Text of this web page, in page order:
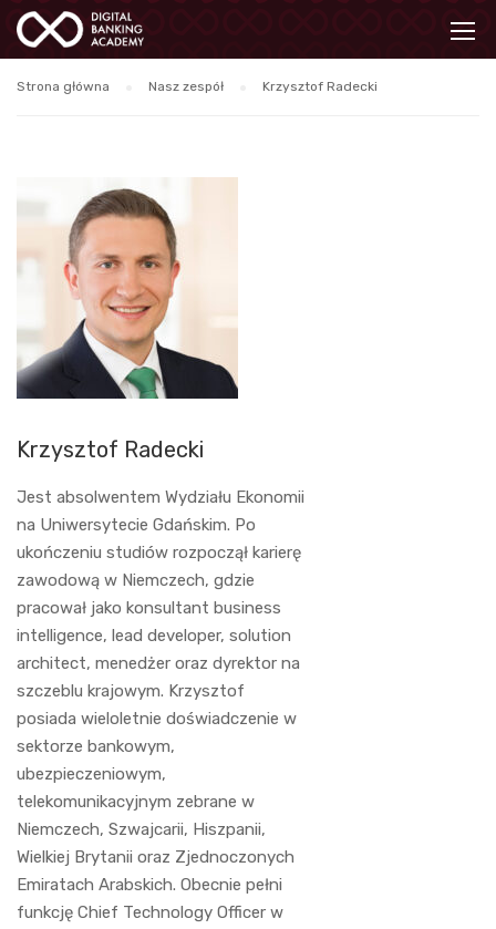
Strona główna Nasz zespół Krzysztof Radecki
Krzysztof Radecki
Jest absolwentem Wydziału Ekonomii
na Uniwersytecie Gdańskim. Po
ukończeniu studiów rozpoczął karierę
zawodową w Niemczech, gdzie
pracował jako konsultant business
intelligence, lead developer, solution
architect, menedżer oraz dyrektor na
szczeblu krajowym. Krzysztof
posiada wieloletnie doświadczenie w
sektorze bankowym,
ubezpieczeniowym,
telekomunikacyjnym zebrane w
Niemczech, Szwajcarii, Hiszpanii,
Wielkiej Brytanii oraz Zjednoczonych
Emiratach Arabskich. Obecnie pełni
funkcję Chief Technology Officer w